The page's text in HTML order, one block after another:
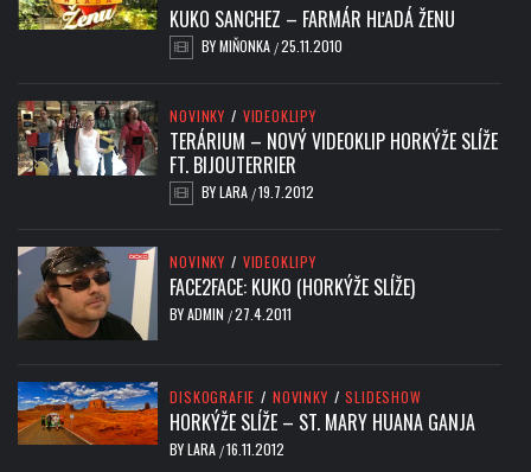
KUKO SANCHEZ – FARMÁR HĽADÁ ŽENU
BYMIŇONKA /25.11.2010
NOVINKY / VIDEOKLIPY
TERÁRIUM – NOVÝ VIDEOKLIP HORKÝŽE SLÍŽE
FT. BIJOUTERRIER
BYLARA /19.7.2012
NOVINKY / VIDEOKLIPY
FACE2FACE: KUKO (HORKÝŽE SLÍŽE)
BYADMIN /27.4.2011
DISKOGRAFIE / NOVINKY / SLIDESHOW
HORKÝŽE SLÍŽE – ST. MARY HUANA GANJA
BYLARA /16.11.2012